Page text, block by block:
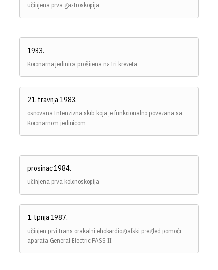
učinjena prva gastroskopija
1983.
Koronarna jedinica proširena na tri kreveta
21. travnja 1983.
osnovana Intenzivna skrb koja je funkcionalno povezana sa
Koronarnom jedinicom
prosinac 1984.
učinjena prva kolonoskopija
1. lipnja 1987.
učinjen prvi transtorakalni ehokardiografski pregled pomoću
aparata General Electric PASS II